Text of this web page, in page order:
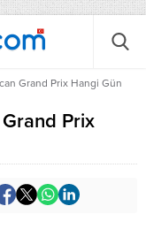
Grand Prix Hangi Gün
Prix